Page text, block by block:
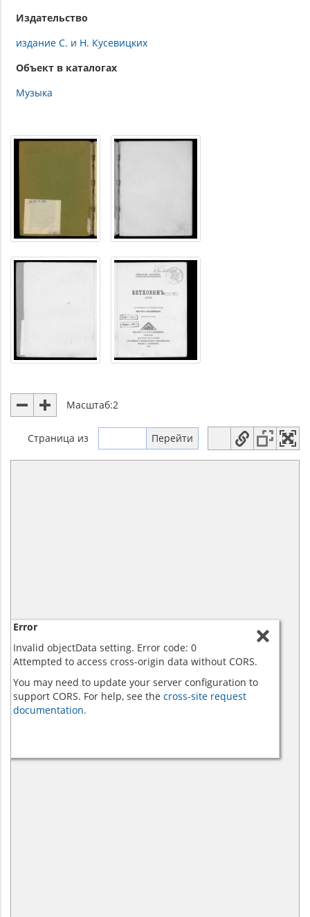
Издательство
издание С. и Н. Кусевицких
Объект в каталогах
Музыка
Масштаб:2
Страница из
Error
Invalid objectData setting. Error code: 0
Attempted to access cross-origin data without CORS.
You may need to update your server configuration to
support CORS. For help, see the cross-site request
documentation.